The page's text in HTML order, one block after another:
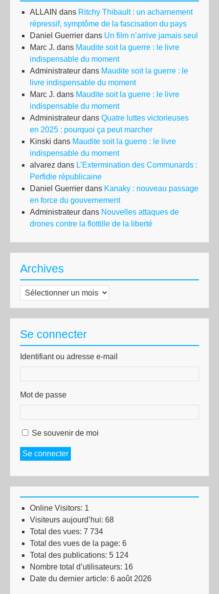
ALLAIN dans Ritchy Thibault : un acharnement
répressif, symptôme de la fascisation du pays
Daniel Guerrier dans Un film n’arrive jamais seul
Marc J. dans Maudite soit la guerre : le livre
indispensable du moment
Administrateur dans Maudite soit la guerre : le
livre indispensable du moment
Marc J. dans Maudite soit la guerre : le livre
indispensable du moment
Administrateur dans Quatre luttes victorieuses
en 2025 : pourquoi ça peut marcher
Kinski dans Maudite soit la guerre : le livre
indispensable du moment
alvarez dans L’Extermination des Communards :
Perfidie républicaine
Daniel Guerrier dans Kanaky : nouveau passage
en force du gouvernement
Administrateur dans Nouvelles attaques de
drones contre la flottille de la liberté
Archives
Archives
Se connecter
Identifiant ou adresse e-mail
Mot de passe
Se souvenir de moi
Se connecter
Online Visitors: 1
Visiteurs aujourd’hui: 68
Total des vues: 7 734
Total des vues de la page: 6
Total des publications: 5 124
Nombre total d’utilisateurs: 16
Date du dernier article: 6 août 2026